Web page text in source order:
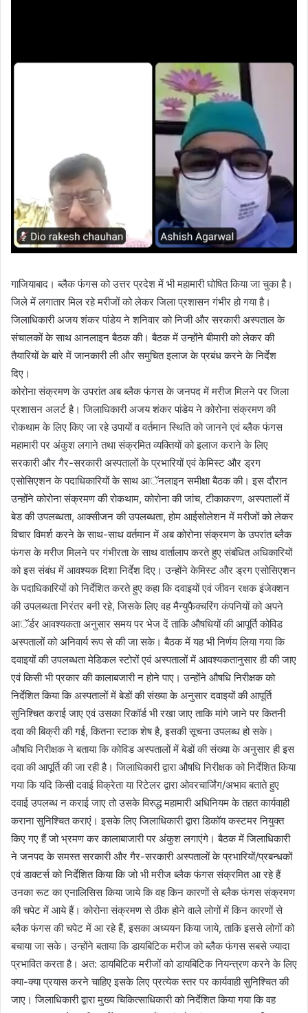
गाजियाबाद। ब्लैक फंगस को उत्तर प्रदेश में भी महामारी घोषित किया जा चुका है।
जिले में लगातार मिल रहे मरीजों को लेकर जिला प्रशासन गंभीर हो गया है।
जिलाधिकारी अजय शंकर पांडेय ने शनिवार को निजी और सरकारी अस्पताल के
संचालकों के साथ आनलाइन बैठक की। बैठक में उन्होंने बीमारी को लेकर की
तैयारियों के बारे में जानकारी ली और समुचित इलाज के प्रबंध करने के निर्देश
दिए।
कोरोना संक्रमण के उपरांत अब ब्लैक फंगस के जनपद में मरीज मिलने पर जिला
प्रशासन अलर्ट है। जिलाधिकारी अजय शंकर पांडेय ने कोरोना संक्रमण की
रोकथाम के लिए किए जा रहे उपायों व वर्तमान स्थिति को जानने एवं ब्लैक फंगस
महामारी पर अंकुश लगाने तथा संक्रमित व्यक्तियों को इलाज कराने के लिए
सरकारी और गैर-सरकारी अस्पतालों के प्रभारियों एवं केमिस्ट और ड्रग
एसोसिएशन के पदाधिकारियों के साथ आॅनलाइन समीक्षा बैठक की। इस दौरान
उन्होंने कोरोना संक्रमण की रोकथाम, कोरोना की जांच, टीकाकरण, अस्पतालों में
बेड की उपलब्धता, आक्सीजन की उपलब्धता, होम आईसोलेशन में मरीजों को लेकर
विचार विमर्श करने के साथ-साथ वर्तमान में अब कोरोना संक्रमण के उपरांत ब्लैक
फंगस के मरीज मिलने पर गंभीरता के साथ वार्तालाप करते हुए संबंधित अधिकारियों
को इस संबंध में आवश्यक दिशा निर्देश दिए। उन्होंने केमिस्ट और ड्रग एसोसिएशन
के पदाधिकारियों को निर्देशित करते हुए कहा कि दवाइयों एवं जीवन रक्षक इंजेक्शन
की उपलब्धता निरंतर बनी रहे, जिसके लिए वह मैन्युफैक्चरिंग कंपनियों को अपने
आॅर्डर आवश्यकता अनुसार समय पर भेज दें ताकि औषधियों की आपूर्ति कोविड
अस्पतालों को अनिवार्य रूप से की जा सके। बैठक में यह भी निर्णय लिया गया कि
दवाइयों की उपलब्धता मेडिकल स्टोरों एवं अस्पतालों में आवश्यकतानुसार ही की जाए
एवं किसी भी प्रकार की कालाबजारी न होने पाए। उन्होंने औषधि निरीक्षक को
निर्देशित किया कि अस्पतालों में बेडों की संख्या के अनुसार दवाइयों की आपूर्ति
सुनिश्चित कराई जाए एवं उसका रिकॉर्ड भी रखा जाए ताकि मांगे जाने पर कितनी
दवा की बिक्री की गई, कितना स्टाक शेष है, इसकी सूचना उपलब्ध हो सके।
औषधि निरीक्षक ने बताया कि कोविड अस्पतालों में बेडों की संख्या के अनुसार ही इस
दवा की आपूर्ति की जा रही है। जिलाधिकारी द्वारा औषधि निरीक्षक को निर्देशित किया
गया कि यदि किसी दवाई विक्रेता या रिटेलर द्वारा ओवरचार्जिंग/अभाव बताते हुए
दवाई उपलब्ध न कराई जाए तो उसके विरुद्ध महामारी अधिनियम के तहत कार्यवाही
कराना सुनिश्चित कराएं। इसके लिए जिलाधिकारी द्वारा डिकॉय कस्टमर नियुक्त
किए गए हैं जो भ्रमण कर कालाबाजारी पर अंकुश लगाएंगे। बैठक में जिलाधिकारी
ने जनपद के समस्त सरकारी और गैर-सरकारी अस्पतालों के प्रभारियों/प्रबन्धकों
एवं डाक्टर्स को निर्देशित किया कि जो भी मरीज ब्लैक फंगस संक्रमित आ रहे हैं
उनका रूट का एनालिसिस किया जाये कि वह किन कारणों से ब्लैक फंगस संक्रमण
की चपेट में आये हैं। कोरोना संक्रमण से ठीक होने वाले लोगों में किन कारणों से
ब्लैक फंगस की चपेट में आ रहे हैं, इसका अध्ययन किया जाये, ताकि इससे लोगों को
बचाया जा सके। उन्होंने बताया कि डायबिटिक मरीज को ब्लैक फंगस सबसे ज्यादा
प्रभावित करता है। अत: डायबिटिक मरीजों को डायबिटिक नियन्त्रण करने के लिए
क्या-क्या प्रयास करने चाहिए इसके लिए प्रत्येक स्तर पर कार्यवाही सुनिश्चित की
जाए। जिलाधिकारी द्वारा मुख्य चिकित्साधिकारी को निर्देशित किया गया कि वह